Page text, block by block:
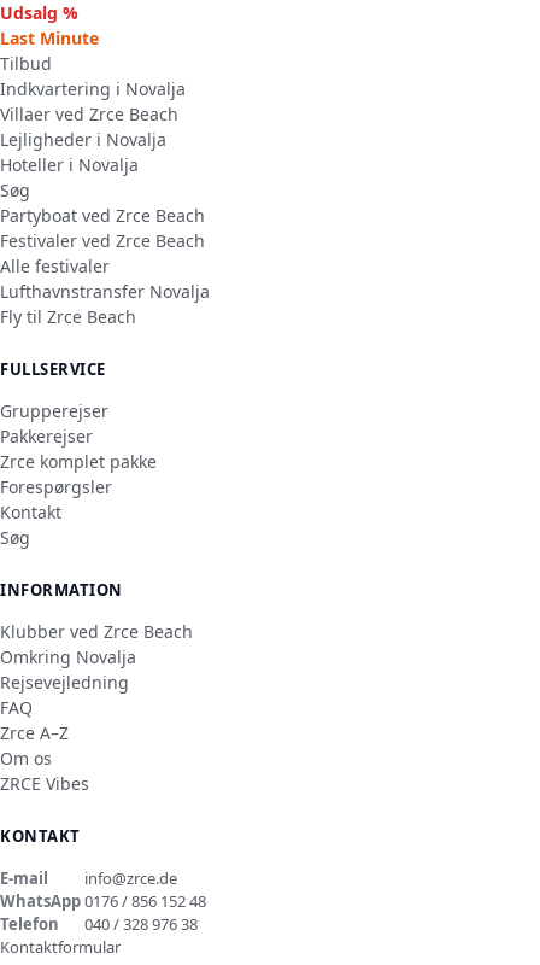
Udsalg %
Last Minute
Tilbud
Indkvartering i Novalja
Villaer ved Zrce Beach
Lejligheder i Novalja
Hoteller i Novalja
Søg
Partyboat ved Zrce Beach
Festivaler ved Zrce Beach
Alle festivaler
Lufthavnstransfer Novalja
Fly til Zrce Beach
FULLSERVICE
Grupperejser
Pakkerejser
Zrce komplet pakke
Forespørgsler
Kontakt
Søg
INFORMATION
Klubber ved Zrce Beach
Omkring Novalja
Rejsevejledning
FAQ
Zrce A–Z
Om os
ZRCE Vibes
KONTAKT
E-mail
info@zrce.de
WhatsApp0176 / 856 152 48
Telefon
040 / 328 976 38
Kontaktformular